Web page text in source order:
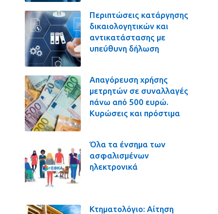
Περιπτώσεις κατάργησης
δικαιολογητικών και
αντικατάστασης με
υπεύθυνη δήλωση
Απαγόρευση χρήσης
μετρητών σε συναλλαγές
πάνω από 500 ευρώ.
Κυρώσεις και πρόστιμα
Όλα τα ένσημα των
ασφαλισμένων
ηλεκτρονικά
Κτηματολόγιο: Αίτηση